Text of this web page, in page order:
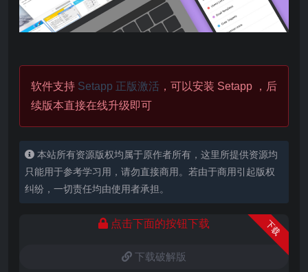
软件支持 Setapp 正版激活 ，可以安装 Setapp ，后
续版本直接在线升级即可
本站所有资源版权均属于原作者所有，这里所提供资源均
只能用于参考学习用，请勿直接商用。若由于商用引起版权
纠纷，一切责任均由使用者承担。
下载
点击下面的按钮下载
下载破解版